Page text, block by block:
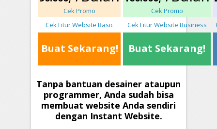
Cek Promo Cek Promo
Cek Fitur Website Basic Cek Fitur Website Business
Buat Sekarang! Buat Sekarang!
Tanpa bantuan desainer ataupun
programmer, Anda sudah bisa
membuat website Anda sendiri
dengan Instant Website.